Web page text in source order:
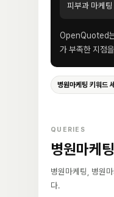
피부과 마케
OpenQuoted는
가 부족한 지점
병원마케팅 키워드
QUERIES
병원마케
병원마케팅, 병원
다.